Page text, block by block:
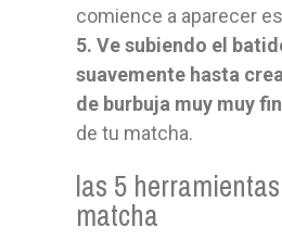
comience a aparecer
5. Ve subiendo el
suavemente hasta
de burbuja muy muy
de tu matcha.
las 5
matcha